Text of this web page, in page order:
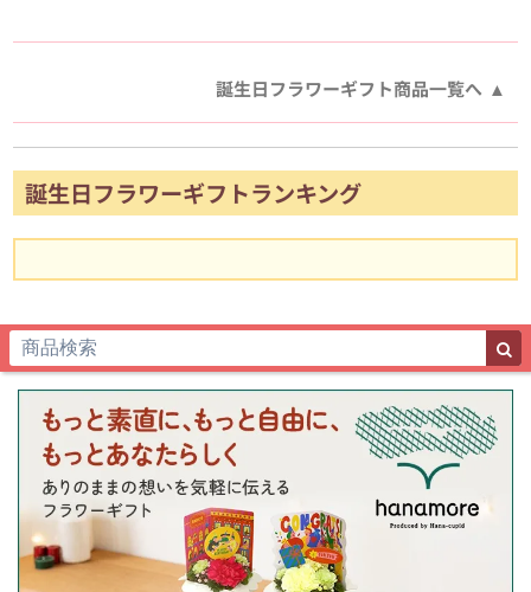
誕生日フラワーギフト商品一覧へ
誕生日フラワーギフトランキング